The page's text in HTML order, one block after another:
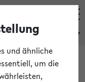
eKVV
und ähnliche
um die